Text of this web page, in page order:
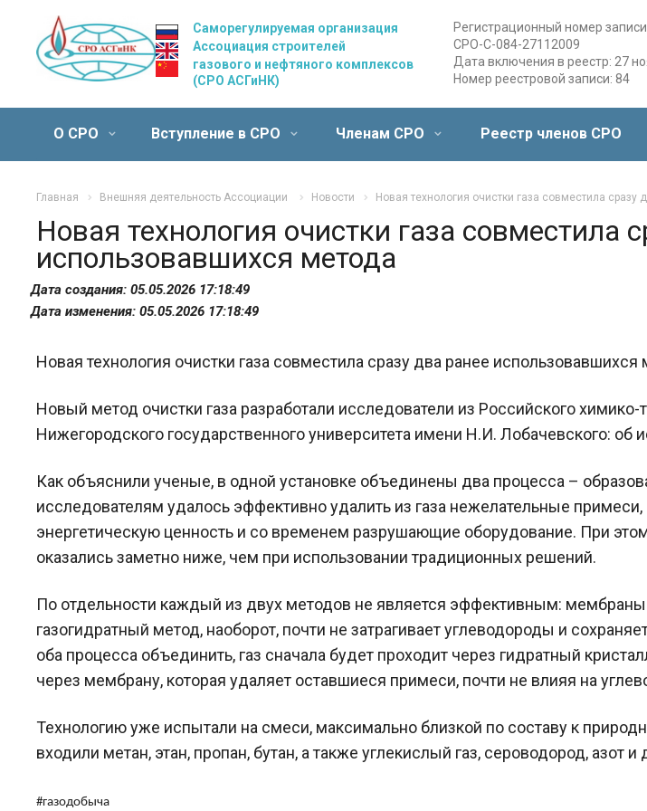
Саморегулируемая организация
Ассоциация строителей
газового и нефтяного комплексов
(СРО АСГиНК)
Регистрационный номер
СРО-С-084-27112009
Дата включения в реестр: 27
Номер реестровой записи: 84
О СРО Вступление в СРО Членам СРО Реестр членов СРО
Главная Внешняя деятельность Ассоциации Новости Новая технология очистки газа совместила
Новая технология очистки газа совместила
использовавшихся метода
Дата создания: 05.05.2026 17:18:49
Дата изменения: 05.05.2026 17:18:49
Новая технология очистки газа совместила сразу два ранее использовавшихся
Новый метод очистки газа разработали исследователи из Российского
Нижегородского государственного университета имени Н.И. Лобачевского: об
Как объяснили ученые, в одной установке объединены два процесса –
исследователям удалось эффективно удалить из газа нежелательные
энергетическую ценность и со временем разрушающие оборудование. При
оказались заметно ниже, чем при использовании традиционных решений.
По отдельности каждый из двух методов не является эффективным:
газогидратный метод, наоборот, почти не затрагивает углеводороды и
оба процесса объединить, газ сначала будет проходит через гидратный
через мембрану, которая удаляет оставшиеся примеси, почти не влияя на
Технологию уже испытали на смеси, максимально близкой по составу к
входили метан, этан, пропан, бутан, а также углекислый газ, сероводород, азот
#газодобыча